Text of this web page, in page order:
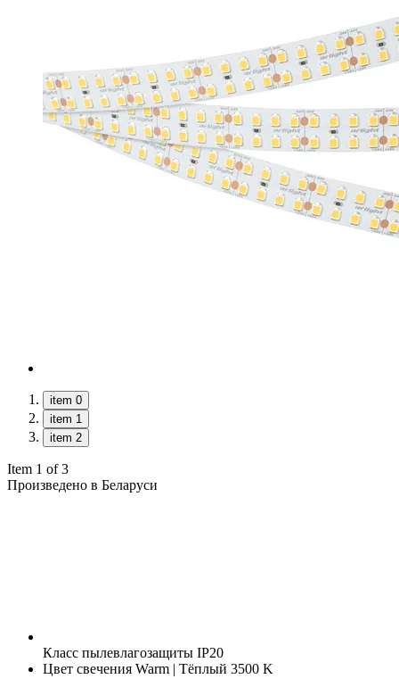
item 0
item 1
item 2
Item 1 of 3
Произведено в Беларуси
Класс пылевлагозащиты IP20
Цвет свечения Warm | Тёплый 3500 K